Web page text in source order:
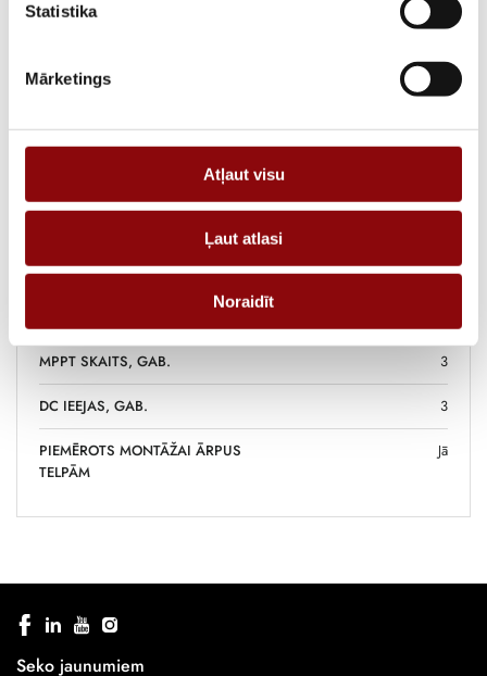
Statistika
Mārketings
Atļaut visu
Ļaut atlasi
Noraidīt
48.5 kg
MAX DC IEVADES JAUDA, KW 17.4
MPPT SKAITS, GAB. 3
DC IEEJAS, GAB. 3
PIEMĒROTS MONTĀŽAI ĀRPUS
TELPĀM
Jā
Seko jaunumiem